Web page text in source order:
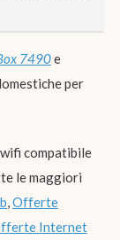
7490e
per
compatibile
le maggiori
,Offerte
Internet